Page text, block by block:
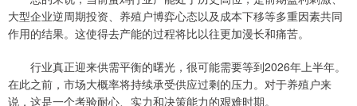
大型企业逆周期投资、养殖户博弈心态以及成本下移等多重因素共同
作用的结果。这使得去产能的过程将比以往更加漫长和痛苦。
行业真正迎来供需平衡的曙光，很可能需要等到2026年上半年。
在此之前，市场大概率将持续承受供应过剩的压力。对于养殖户来
说，这是一个考验耐心、实力和决策能力的艰难时期。